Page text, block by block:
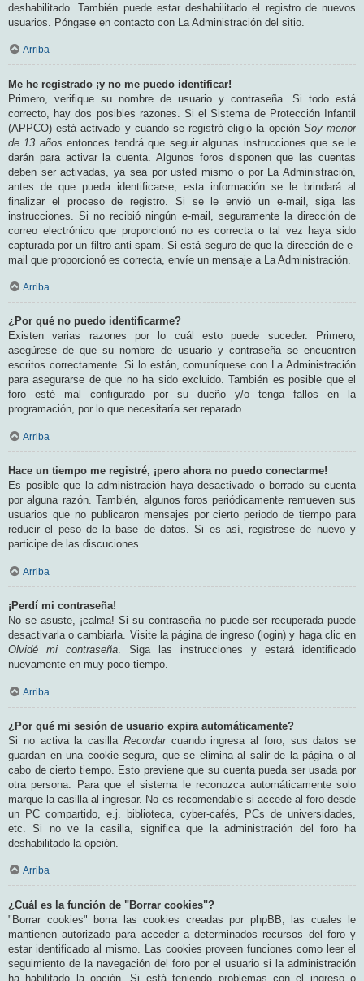
deshabilitado. También puede estar deshabilitado el registro de nuevos
usuarios. Póngase en contacto con La Administración del sitio.
Arriba
Me he registrado ¡y no me puedo identificar!
Primero, verifique su nombre de usuario y contraseña. Si todo está
correcto, hay dos posibles razones. Si el Sistema de Protección Infantil
(APPCO) está activado y cuando se registró eligió la opción Soy menor
de 13 años entonces tendrá que seguir algunas instrucciones que se le
darán para activar la cuenta. Algunos foros disponen que las cuentas
deben ser activadas, ya sea por usted mismo o por La Administración,
antes de que pueda identificarse; esta información se le brindará al
finalizar el proceso de registro. Si se le envió un e-mail, siga las
instrucciones. Si no recibió ningún e-mail, seguramente la dirección de
correo electrónico que proporcionó no es correcta o tal vez haya sido
capturada por un filtro anti-spam. Si está seguro de que la dirección de e-
mail que proporcionó es correcta, envíe un mensaje a La Administración.
Arriba
¿Por qué no puedo identificarme?
Existen varias razones por lo cuál esto puede suceder. Primero,
asegúrese de que su nombre de usuario y contraseña se encuentren
escritos correctamente. Si lo están, comuníquese con La Administración
para asegurarse de que no ha sido excluido. También es posible que el
foro esté mal configurado por su dueño y/o tenga fallos en la
programación, por lo que necesitaría ser reparado.
Arriba
Hace un tiempo me registré, ¡pero ahora no puedo conectarme!
Es posible que la administración haya desactivado o borrado su cuenta
por alguna razón. También, algunos foros periódicamente remueven sus
usuarios que no publicaron mensajes por cierto periodo de tiempo para
reducir el peso de la base de datos. Si es así, registrese de nuevo y
participe de las discuciones.
Arriba
¡Perdí mi contraseña!
No se asuste, ¡calma! Si su contraseña no puede ser recuperada puede
desactivarla o cambiarla. Visite la página de ingreso (login) y haga clic en
Olvidé mi contraseña. Siga las instrucciones y estará identificado
nuevamente en muy poco tiempo.
Arriba
¿Por qué mi sesión de usuario expira automáticamente?
Si no activa la casilla Recordarcuando ingresa al foro, sus datos se
guardan en una cookie segura, que se elimina al salir de la página o al
cabo de cierto tiempo. Esto previene que su cuenta pueda ser usada por
otra persona. Para que el sistema le reconozca automáticamente solo
marque la casilla al ingresar. No es recomendable si accede al foro desde
un PC compartido, e.j. biblioteca, cyber-cafés, PCs de universidades,
etc. Si no ve la casilla, significa que la administración del foro ha
deshabilitado la opción.
Arriba
¿Cuál es la función de "Borrar cookies"?
"Borrar cookies" borra las cookies creadas por phpBB, las cuales le
mantienen autorizado para acceder a determinados recursos del foro y
estar identificado al mismo. Las cookies proveen funciones como leer el
seguimiento de la navegación del foro por el usuario si la administración
ha habilitado la opción. Si está teniendo problemas con el ingreso o